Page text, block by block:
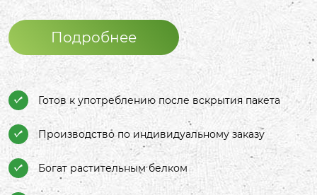
помощью таких процессов, как бланширование,
тушение и охлаждение; (2) Белковые продукты из
соевого белка, измельченные, желированные и
тушеные; (3) Жареные грибы шиитаке. Готовый
продукт имеет жевательную текстуру,
насыщенный вкус и ощущение слоистости. Он
богат растительным белком. Вкусы в основном
включают пять специй, острый, куриный соус,
говяжий соус, маринованный перец и барбекю.
Подробнее
 Готов к употреблению после вскрытия пакета
 Производство по индивидуальному заказу
 Богат растительным белком